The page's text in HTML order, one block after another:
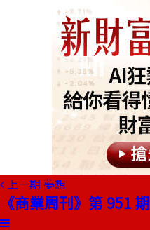
上一期 夢想
《商業周刊》第 951 期